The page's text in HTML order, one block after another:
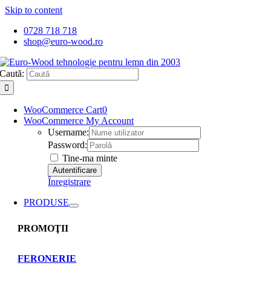
Skip to content
0728 718 718
shop@euro-wood.ro
Caută:
WooCommerce Cart0
WooCommerce My Account
Username:
Password:
Tine-ma minte
Înregistrare
PRODUSE
PROMOŢII
FERONERIE